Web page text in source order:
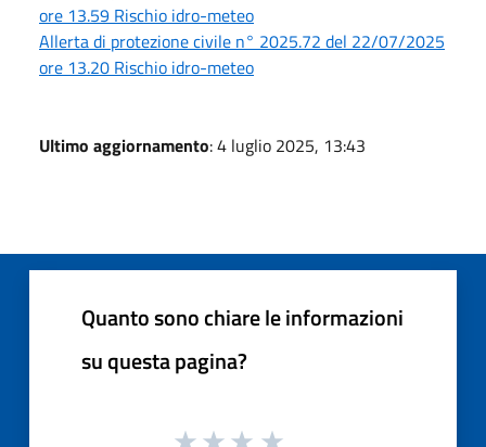
ore 13.59 Rischio idro-meteo
Allerta di protezione civile n° 2025.72 del 22/07/2025
ore 13.20 Rischio idro-meteo
Ultimo aggiornamento: 4 luglio 2025, 13:43
Quanto sono chiare le informazioni
su questa pagina?